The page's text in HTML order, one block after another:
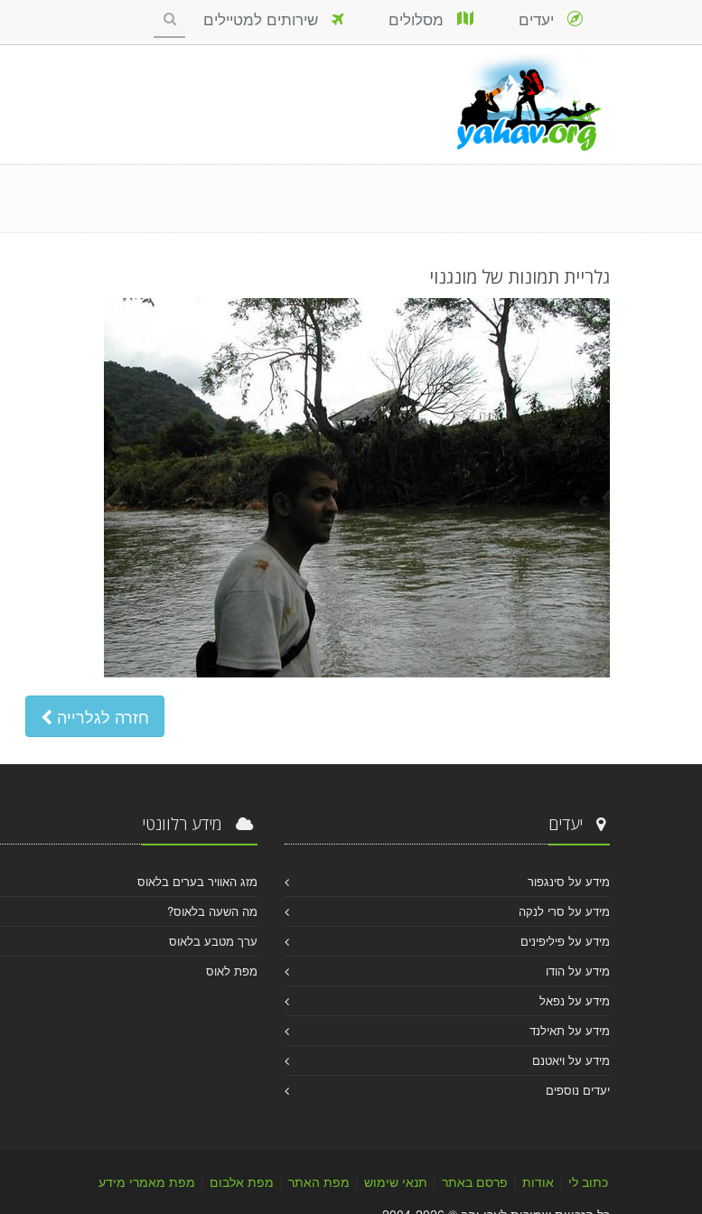
יעדים מסלולים שירותים למטיילים
גלריית תמונות של מונגנוי
חזרה לגלרייה
יעדים
מידע על סינגפור
מידע על סרי לנקה
מידע על פיליפינים
מידע על הודו
מידע על נפאל
מידע על תאילנד
מידע על ויאטנם
יעדים נוספים
מידע רלוונטי
מזג האוויר בערים בלאוס
מה השעה בלאוס?
ערך מטבע בלאוס
מפת לאוס
כתוב לי אודות פרסם באתר תנאי שימוש מפת האתר מפת אלבום
מפת מאמרי מידע